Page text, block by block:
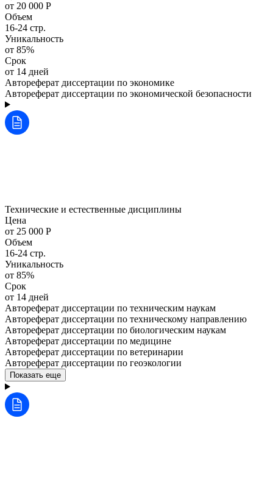
от 20 000 Р
Объем
16-24 стр.
Уникальность
от 85%
Срок
от 14 дней
Автореферат диссертации по экономике
Автореферат диссертации по экономической безопасности
Технические и естественные дисциплины
Цена
от 25 000 Р
Объем
16-24 стр.
Уникальность
от 85%
Срок
от 14 дней
Автореферат диссертации по техническим наукам
Автореферат диссертации по техническому направлению
Автореферат диссертации по биологическим наукам
Автореферат диссертации по медицине
Автореферат диссертации по ветеринарии
Автореферат диссертации по геоэкологии
Показать еще